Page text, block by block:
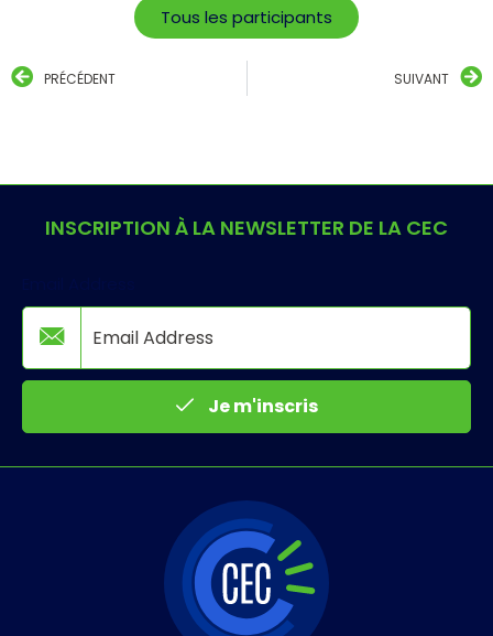
Tous les participants
PRÉCÉDENT SUIVANT
INSCRIPTION À LA NEWSLETTER DE LA CEC
Je m'inscris